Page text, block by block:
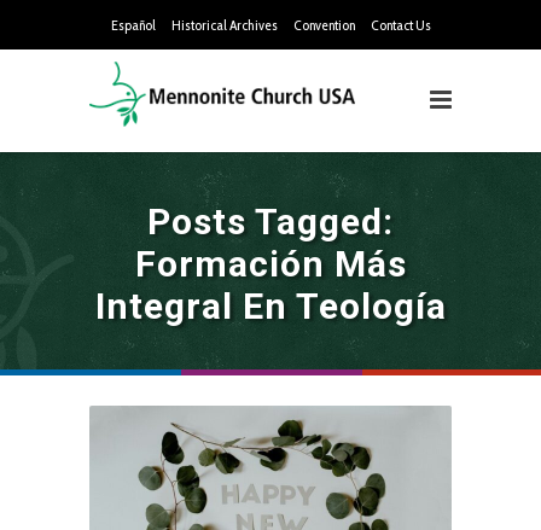
Español Historical Archives Convention Contact Us
Posts Tagged:
Formación Más
Integral En Teología